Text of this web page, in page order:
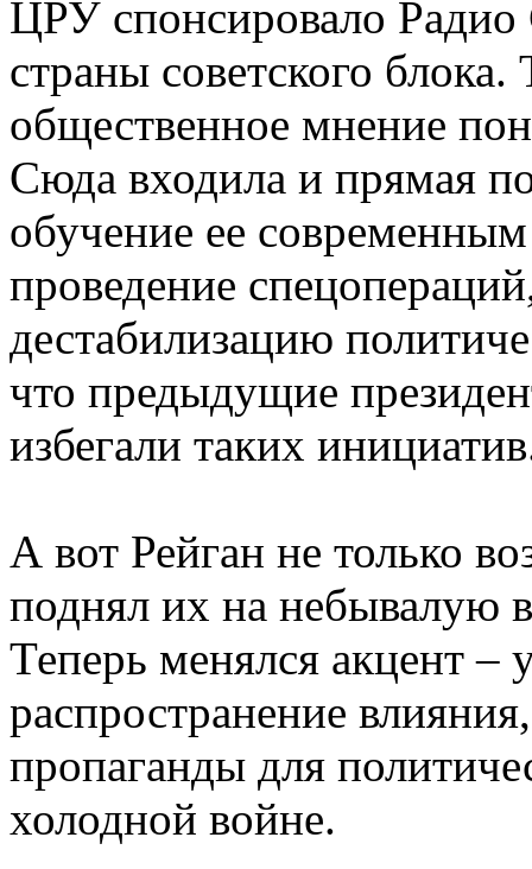
ЦРУ спонсировало Радио
страны советского блока.
общественное мнение
Сюда входила и прямая
обучение ее
проведение
дестабилизацию
что предыдущие
избегали таких
А вот Рейган не только
поднял их на небывалую
Теперь менялся акцент –
распространение
пропаганды для
холодной войне.